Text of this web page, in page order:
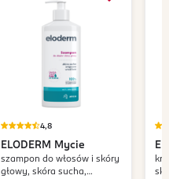
4,8
ELODERM Mycie
szampon do włosów i skóry
głowy, skóra sucha,